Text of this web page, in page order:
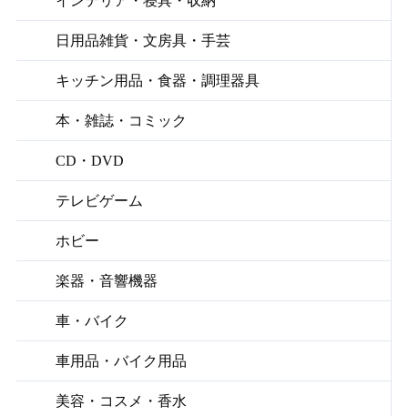
日用品雑貨・文房具・手芸
キッチン用品・食器・調理器具
本・雑誌・コミック
CD・DVD
テレビゲーム
ホビー
楽器・音響機器
車・バイク
車用品・バイク用品
美容・コスメ・香水